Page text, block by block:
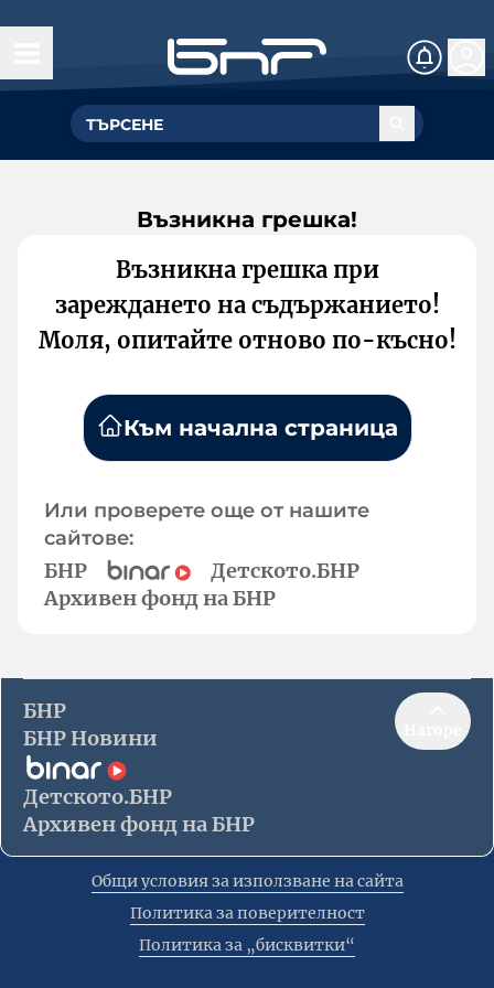
Възникна грешка!
Възникна грешка при
зареждането на съдържанието!
Моля, опитайте отново по-късно!
Към начална страница
Или проверете още от нашите
сайтове:
БНР
Детското.БНР
Архивен фонд на БНР
БНР
БНР Новини
Детското.БНР
Архивен фонд на БНР
Общи условия за използване на сайта
Политика за поверителност
Политика за „бисквитки“